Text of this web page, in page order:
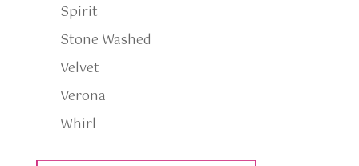
Spirit
Stone Washed
Velvet
Verona
Whirl